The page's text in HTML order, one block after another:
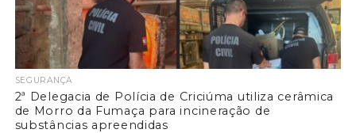
SEGURANÇA
2ª Delegacia de Polícia de Criciúma utiliza cerâmica
de Morro da Fumaça para incineração de
substâncias apreendidas